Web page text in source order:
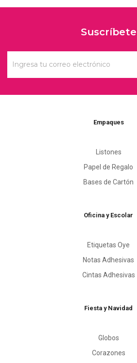
Suscríbete
Empaques
Listones
Papel de Regalo
Bases de Cartón
Oficina y Escolar
Etiquetas Oye
Notas Adhesivas
Cintas Adhesivas
Fiesta y Navidad
Globos
Corazones